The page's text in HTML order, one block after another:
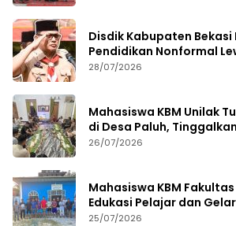
Disdik Kabupaten Bekasi
Pendidikan Nonformal
2026
28/07/2026
Mahasiswa KBM Unilak
di Desa Paluh,
Hukum dan Aksi Sosial
26/07/2026
Mahasiswa KBM Fakultas
Edukasi Pelajar dan
25/07/2026